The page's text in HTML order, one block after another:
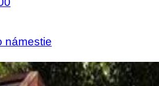
námestie